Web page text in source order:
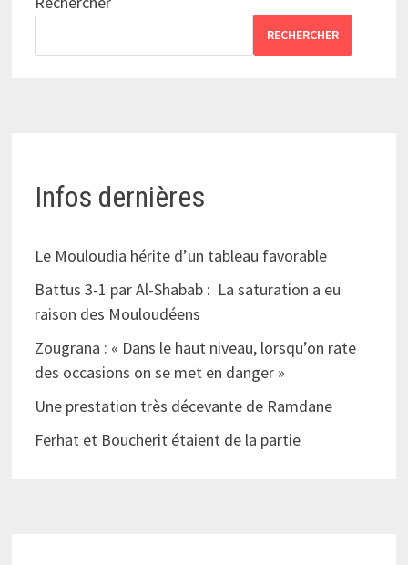
RECHERCHER
Infos dernières
Le Mouloudia hérite d’un tableau favorable
Battus 3-1 par Al-Shabab : La saturation a eu
raison des Mouloudéens
Zougrana : « Dans le haut niveau, lorsqu’on rate
des occasions on se met en danger »
Une prestation très décevante de Ramdane
Ferhat et Boucherit étaient de la partie